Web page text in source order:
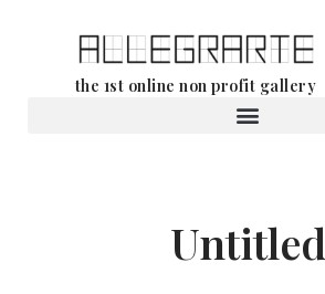
the 1st online non profit gallery
Untitled